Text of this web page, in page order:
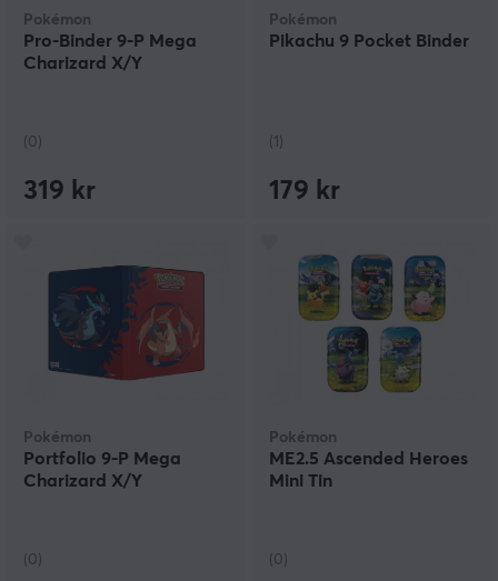
Pokémon
Pro-Binder 9-P Mega
Charizard X/Y
(0)
319 kr
Pokémon
Pikachu 9 Pocket Binder
(1)
179 kr
Pokémon
Portfolio 9-P Mega
Charizard X/Y
(0)
Pokémon
ME2.5 Ascended Heroes
Mini Tin
(0)